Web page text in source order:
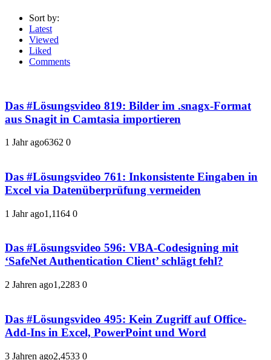
Sort by:
Latest
Viewed
Liked
Comments
Das #Lösungsvideo 819: Bilder im .snagx-Format
aus Snagit in Camtasia importieren
1 Jahr ago6362 0
Das #Lösungsvideo 761: Inkonsistente Eingaben in
Excel via Datenüberprüfung vermeiden
1 Jahr ago1,1164 0
Das #Lösungsvideo 596: VBA-Codesigning mit
‘SafeNet Authentication Client’ schlägt fehl?
2 Jahren ago1,2283 0
Das #Lösungsvideo 495: Kein Zugriff auf Office-
Add-Ins in Excel, PowerPoint und Word
3 Jahren ago2,4533 0